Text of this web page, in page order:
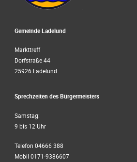
Gemeinde Ladelund
Markttreff
Dorfstraße 44
25926 Ladelund
Sprechzeiten des Bürgermeisters
Samstag:
9 bis 12 Uhr
Telefon 04666 388
Mobil 0171-9386607